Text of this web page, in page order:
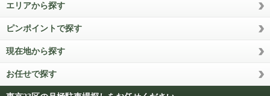
エリアから探す
ピンポイントで探す
現在地から探す
お任せで探す